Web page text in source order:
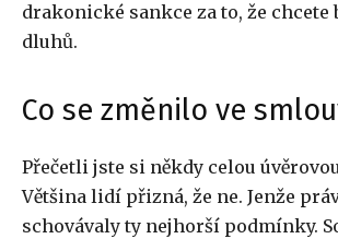
drakonické sankce za to, že chcete
dluhů.
Co se změnilo ve
Přečetli jste si někdy celou
Většina lidí přizná, že ne. Jenže
schovávaly ty nejhorší podmínky.